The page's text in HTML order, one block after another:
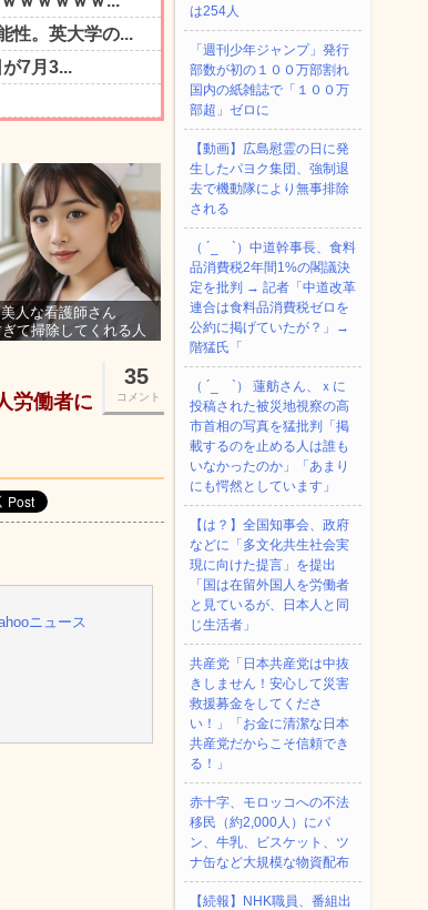
人な看護師さん
ぎて掃除してくれる人
35
コメント
労働者に
ニュース
は254人
「週刊少年ジャンプ」発行
部数が初の１００万部割れ
国内の紙雑誌で「１００万
部超」ゼロに
【動画】広島慰霊の日に発
生したパヨク集団、強制退
去で機動隊により無事排除
される
（ ´_ゝ`）中道幹事長、食料
品消費税2年間1%の閣議決
定を批判 → 記者「中道改革
連合は食料品消費税ゼロを
公約に掲げていたが？」→
階猛氏「
（ ´_ゝ`） 蓮舫さん、ｘに
投稿された被災地視察の高
市首相の写真を猛批判「掲
載するのを止める人は誰も
いなかったのか」「あまり
にも愕然としています」
【は？】全国知事会、政府
などに「多文化共生社会実
現に向けた提言」を提出
「国は在留外国人を労働者
と見ているが、日本人と同
じ生活者」
共産党「日本共産党は中抜
きしません！安心して災害
救援募金をしてくださ
い！」「お金に清潔な日本
共産党だからこそ信頼でき
る！」
赤十字、モロッコへの不法
移民（約2,000人）にパ
ン、牛乳、ビスケット、ツ
ナ缶など大規模な物資配布
【続報】NHK職員、番組出